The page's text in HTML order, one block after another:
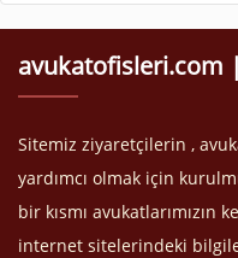
avukatofisleri.com
Sitemiz ziyaretçilerin ,
yardımcı olmak için
bir kısmı avukatlarımızın
internet sitelerindeki